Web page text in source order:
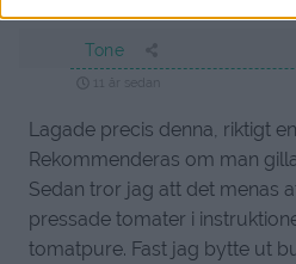
Tone
11 år sedan
Lagade precis denna, riktigt
Rekommenderas om man
Sedan tror jag att det menas
pressade tomater i
tomatpure. Fast jag bytte ut